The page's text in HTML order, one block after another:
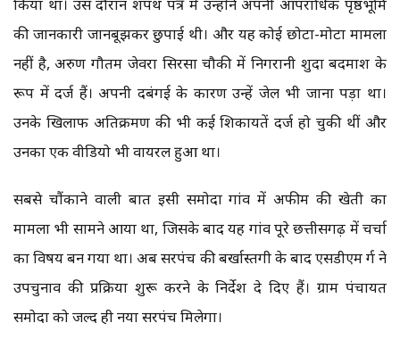
किया था। उस दौरान शपथ पत्र में उन्होंने अपनी आपराधिक पृष्ठभूमि
की जानकारी जानबूझकर छुपाई थी। और यह कोई छोटा-मोटा मामला
नहीं है, अरुण गौतम जेवरा सिरसा चौकी में निगरानी शुदा बदमाश के
रूप में दर्ज हैं। अपनी दबंगई के कारण उन्हें जेल भी जाना पड़ा था।
उनके खिलाफ अतिक्रमण की भी कई शिकायतें दर्ज हो चुकी थीं और
उनका एक वीडियो भी वायरल हुआ था।
सबसे चौंकाने वाली बात इसी समोदा गांव में अफीम की खेती का
मामला भी सामने आया था, जिसके बाद यह गांव पूरे छत्तीसगढ़ में चर्चा
का विषय बन गया था। अब सरपंच की बर्खास्तगी के बाद एसडीएम दुर्ग ने
उपचुनाव की प्रक्रिया शुरू करने के निर्देश दे दिए हैं। ग्राम पंचायत
समोदा को जल्द ही नया सरपंच मिलेगा।